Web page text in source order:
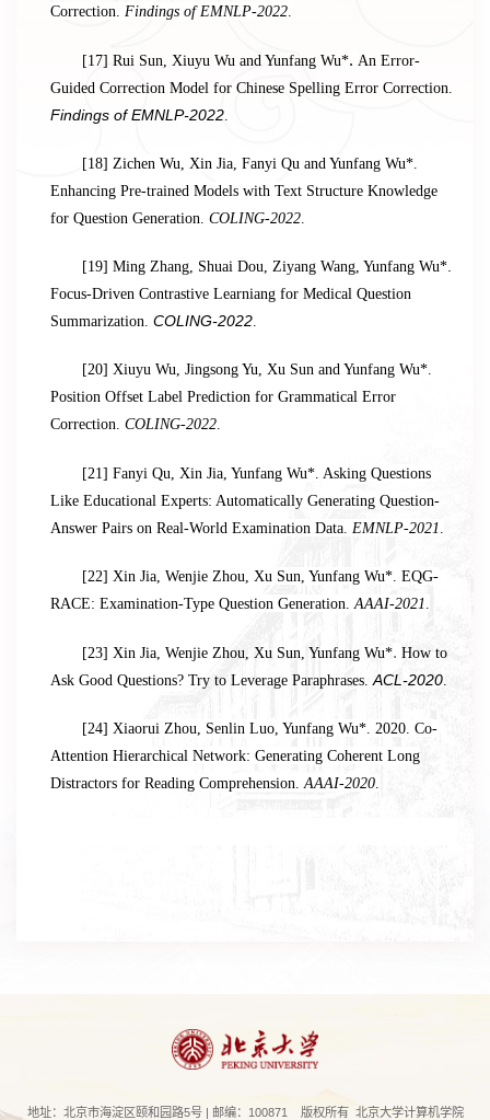
Correction. Findings of EMNLP-2022
[17] Rui Sun, Xiuyu Wu and Yunfang Wu*. An Error-
Guided Correction Model for Chinese Spelling Error Correction.
Findings of EMNLP-2022
[18] Zichen Wu, Xin Jia, Fanyi Qu and Yunfang Wu*.
Enhancing Pre-trained Models with Text Structure Knowledge
for Question Generation. COLING-2022
[19] Ming Zhang, Shuai Dou, Ziyang Wang, Yunfang Wu*.
Focus-Driven Contrastive Learniang for Medical Question
Summarization. COLING-2022.
[20] Xiuyu Wu, Jingsong Yu, Xu Sun and Yunfang Wu*.
Position Offset Label Prediction for Grammatical Error
Correction. COLING-2022.
[21] Fanyi Qu, Xin Jia, Yunfang Wu*. Asking Questions
Like Educational Experts: Automatically Generating Question-
Answer Pairs on Real-World Examination Data. EMNLP-2021
[22] Xin Jia, Wenjie Zhou, Xu Sun, Yunfang Wu*. EQG-
RACE: Examination-Type Question Generation. AAAI-2021
[23] Xin Jia, Wenjie Zhou Xu Sun , Yunfang Wu*. How to
Ask Good Questions? Try to Leverage Paraphrases. ACL-2020
[24] Xiaorui Zhou, Senlin Luo, Yunfang Wu*. 2020. Co-
Attention Hierarchical Network: Generating Coherent Long
Distractors for Reading Comprehension. AAAI-2020
地址：北京市海淀区颐和园路5号 | 邮编：100871 版权所有 北京大学计算机学院